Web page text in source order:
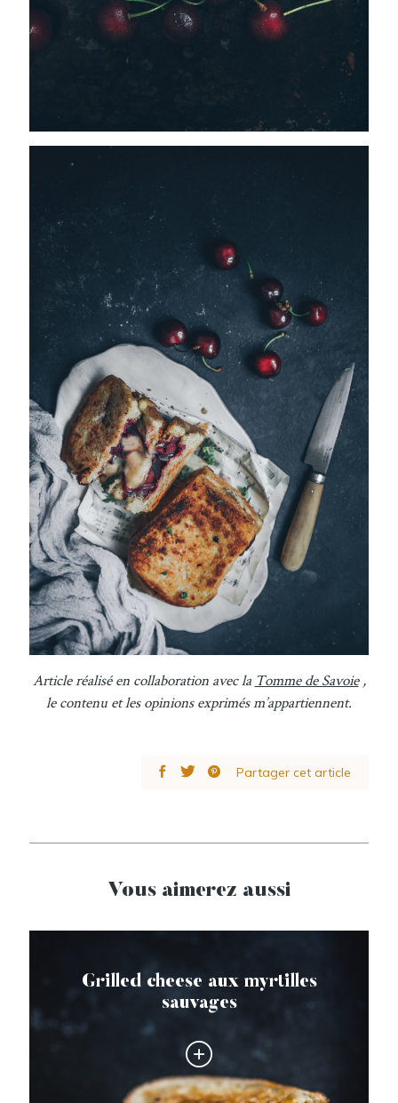
Article réalisé en collaboration avec la Tomme de Savoie,
le contenu et les opinions exprimés m’appartiennent.
Partager cet article
Vous aimerez aussi
Grilled cheese aux myrtilles
sauvages